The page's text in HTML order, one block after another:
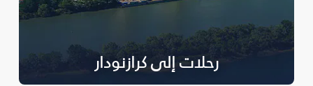
رحلات إلى كرازنودار